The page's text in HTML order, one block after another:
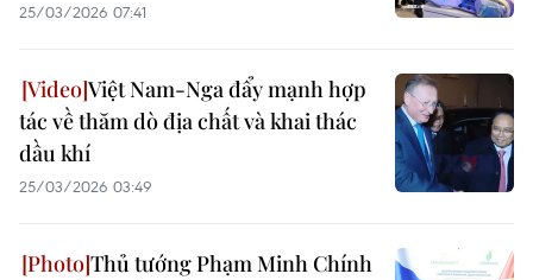
25/03/2026 07:41
Việt Nam-Nga đẩy mạnh hợp
tác về thăm dò địa chất và khai thác
dầu khí
25/03/2026 03:49
Thủ tướng Phạm Minh Chính